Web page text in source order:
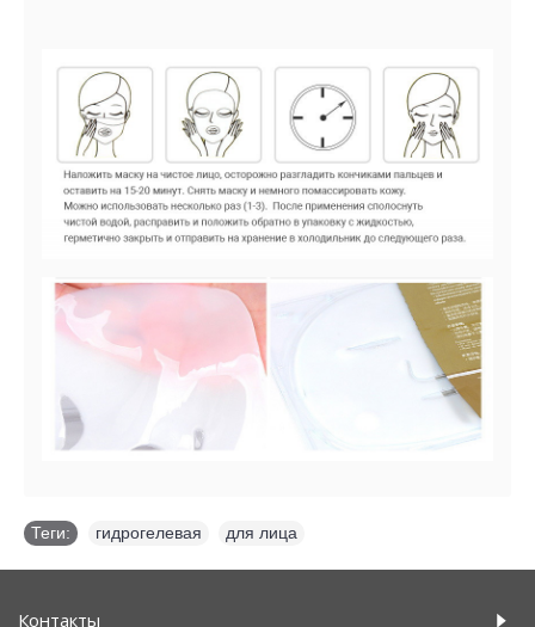
Теги: гидрогелевая для лица
Контакты